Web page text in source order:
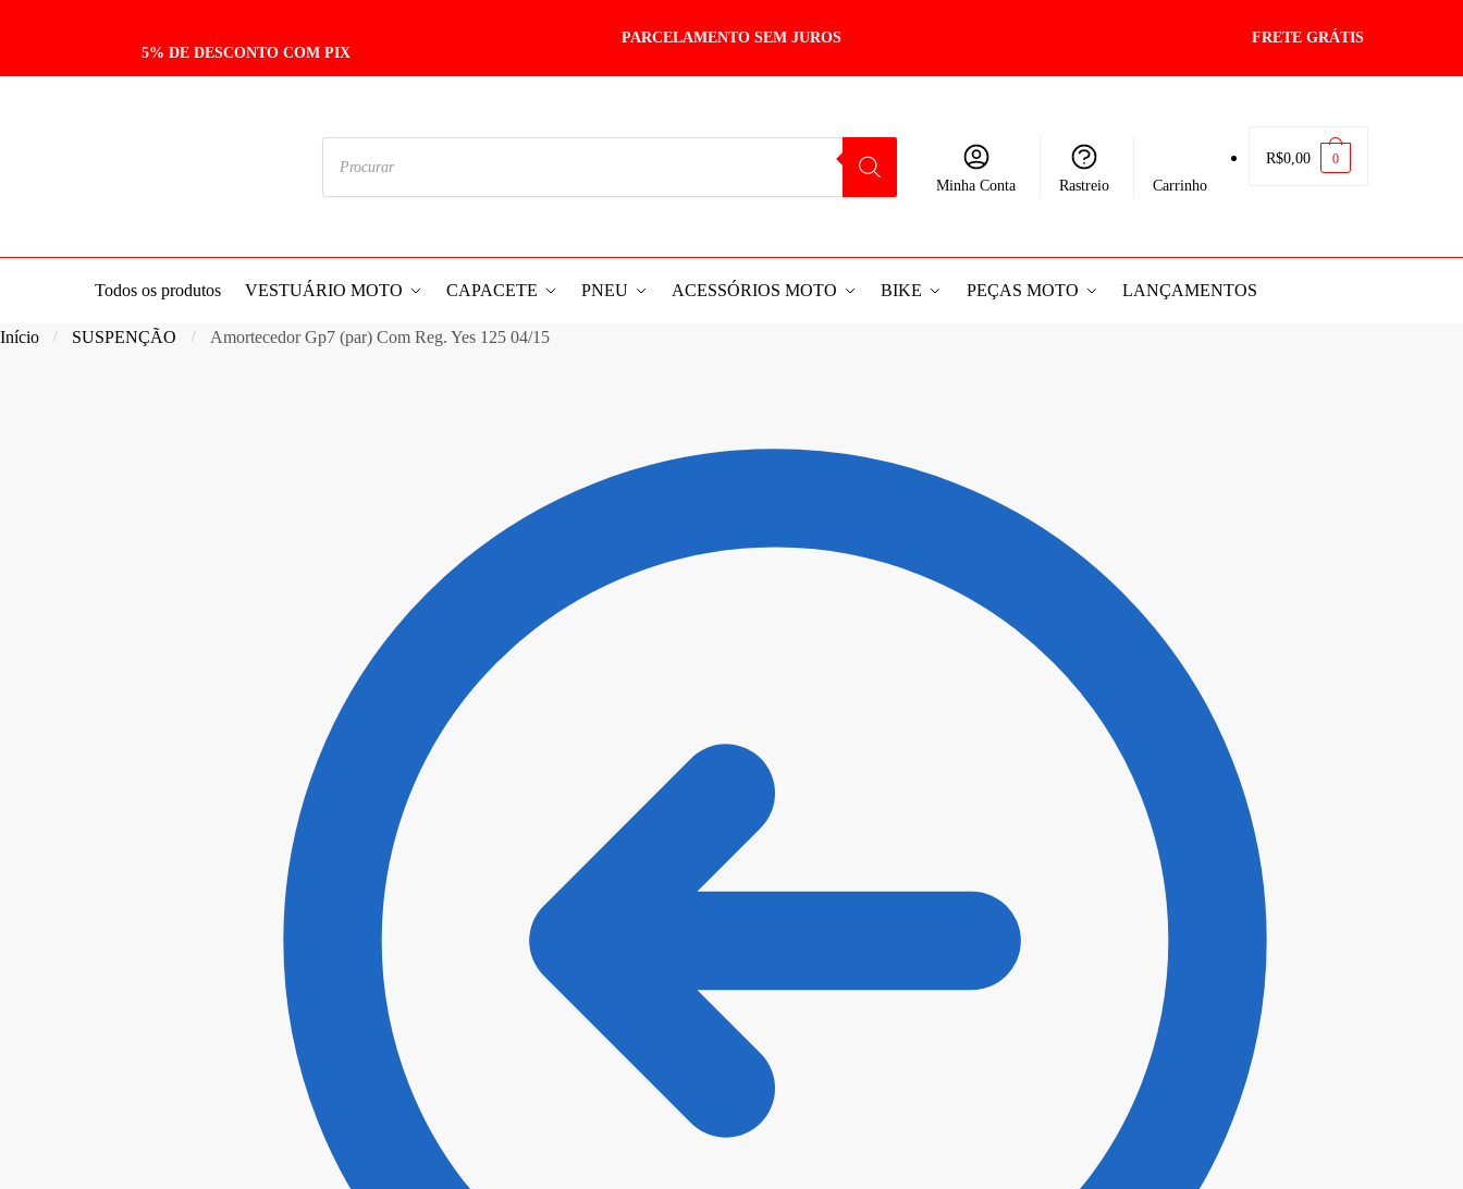
5% DE DESCONTO COM PIX
PARCELAMENTO SEM JUROS FRETE GRÁTIS
Pesquisar
produtos
Minha Conta Rastreio Carrinho
R$0,00 0
Todos os produtos VESTUÁRIO MOTO CAPACETE PNEU ACESSÓRIOS MOTO BIKE PEÇAS MOTO LANÇAMENTOS
Início / SUSPENÇÃO / Amortecedor Gp7 (par) Com Reg. Yes 125 04/15